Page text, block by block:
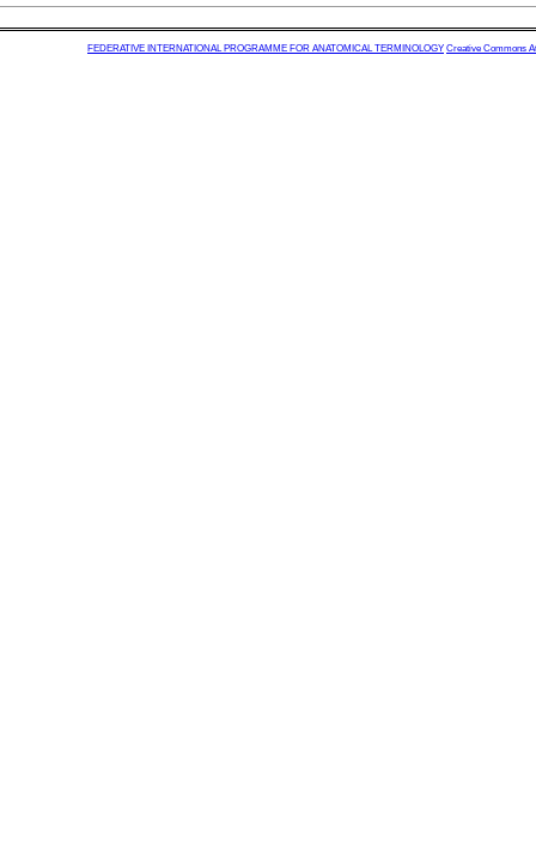
FEDERATIVE INTERNATIONAL PROGRAMME FOR ANATOMICAL TERMINOLOGY Creative Commons